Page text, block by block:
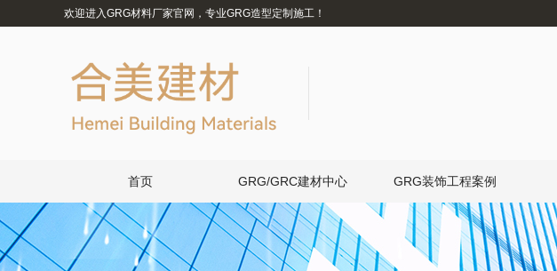
欢迎进入GRG材料厂家官网，专业GRG造型定制施工！
首页 GRG/GRC建材中心 GRG装饰工程案例